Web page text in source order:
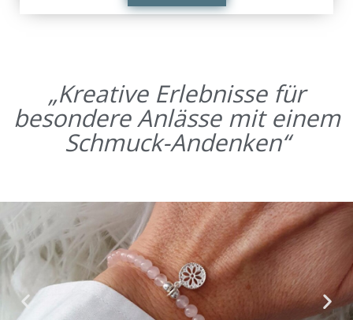
„Kreative Erlebnisse für
besondere Anlässe mit einem
Schmuck-Andenken“